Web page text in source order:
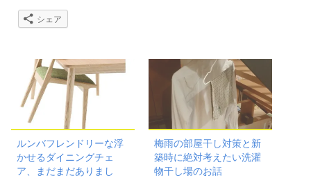
シェア
ルンバフレンドリーな浮
かせるダイニングチェ
ア、まだまだありまし
梅雨の部屋干し対策と新
築時に絶対考えたい洗濯
物干し場のお話